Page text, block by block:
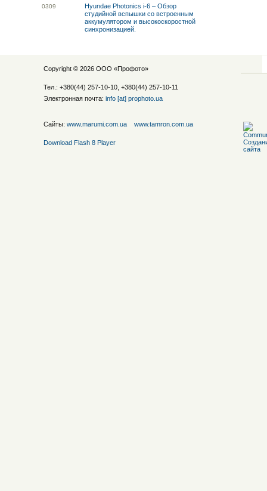
0309
Hyundae Photonics i-6 – Обзор
студийной вспышки со встроенным
аккумулятором и высокоскоростной
синхронизацией.
Copyright © 2026 ООО «Профото»
Тел.: +380(44) 257-10-10, +380(44) 257-10-11
Электронная почта: info [at] prophoto.ua
Сайты: www.marumi.com.ua www.tamron.com.ua
Download Flash 8 Player